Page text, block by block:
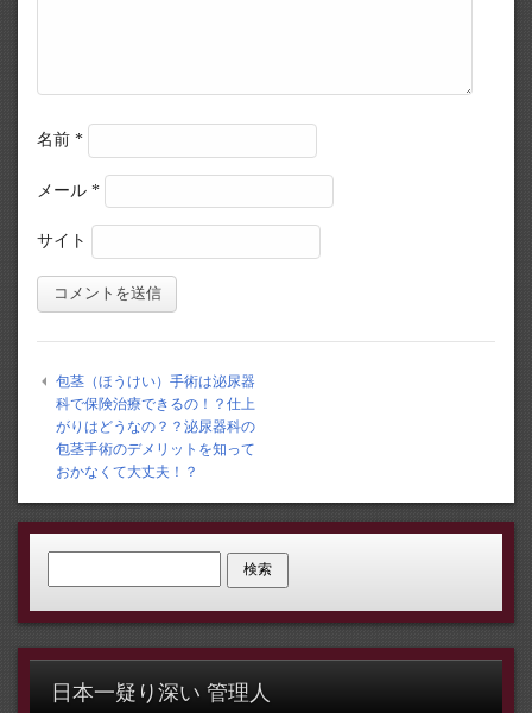
名前 *
メール *
サイト
包茎（ほうけい）手術は泌尿器
科で保険治療できるの！？仕上
がりはどうなの？？泌尿器科の
包茎手術のデメリットを知って
おかなくて大丈夫！？
日本一疑り深い 管理人